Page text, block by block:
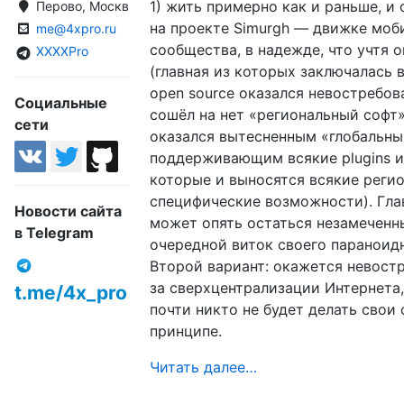
Перово, Москва, Россия
me@4xpro.ru
XXXXPro
Социальные
сети
Новости сайта
в Telegram
t.me/4x_pro
1) жить примерно как и раньше, и
на проекте Simurgh — движке
сообщества, в надежде, что учтя
(главная из которых заключалась
open source оказался
сошёл на нет «региональный
оказался вытесненным
поддерживающим всякие plugins
которые и выносятся всякие
специфические возможности).
может опять остаться
очередной виток своего
Второй вариант: окажется
за сверхцентрализации
почти никто не будет делать свои
принципе.
Читать далее…